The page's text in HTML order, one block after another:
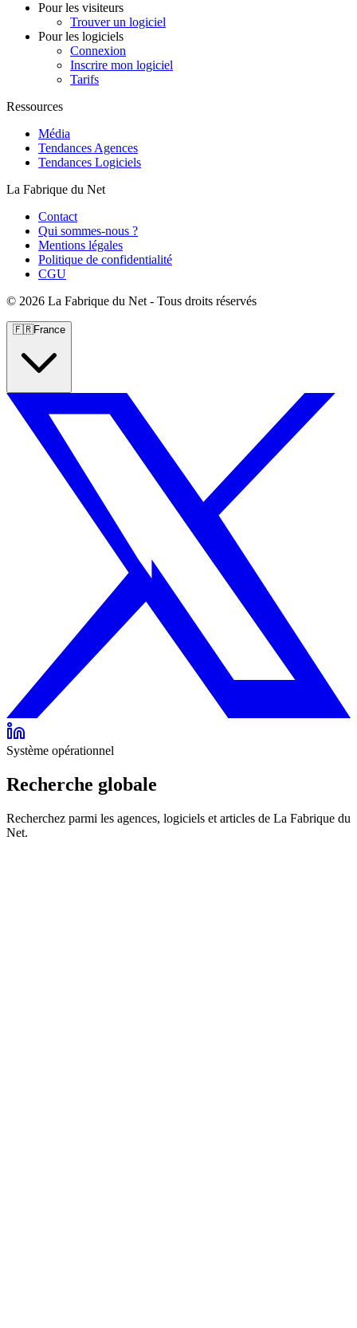
Pour les visiteurs
Trouver un logiciel
Pour les logiciels
Connexion
Inscrire mon logiciel
Tarifs
Ressources
Média
Tendances Agences
Tendances Logiciels
La Fabrique du Net
Contact
Qui sommes-nous ?
Mentions légales
Politique de confidentialité
CGU
© 2026 La Fabrique du Net - Tous droits réservés
🇫🇷France
Système opérationnel
Recherche globale
Recherchez parmi les agences, logiciels et articles de La Fabrique du
Net.